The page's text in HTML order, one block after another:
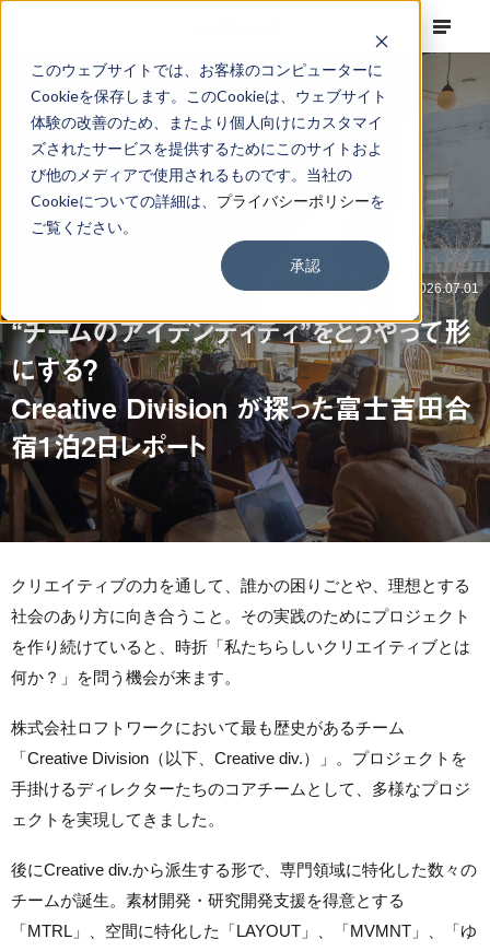
このウェブサイトでは、お客様のコンピューターに
Cookieを保存します。このCookieは、ウェブサイト
体験の改善のため、またより個人向けにカスタマイ
ズされたサービスを提供するためにこのサイトおよ
び他のメディアで使用されるものです。当社の
Cookieについての詳細は、 プライバシーポリシーを
ご覧ください。
承認
多田 麻央, 山田 麗音, 寺本 修造 2026.07.01
“チームのアイデンティティ”をどうやって形
にする？
Creative Division が探った富士吉田合
宿1泊2日レポート
クリエイティブの力を通して、誰かの困りごとや、理想とする
社会のあり方に向き合うこと。その実践のためにプロジェクト
を作り続けていると、時折「私たちらしいクリエイティブとは
何か？」を問う機会が来ます。
株式会社ロフトワークにおいて最も歴史があるチーム
「Creative Division（以下、Creative div.）」。プロジェクトを
手掛けるディレクターたちのコアチームとして、多様なプロジ
ェクトを実現してきました。
後にCreative div.から派生する形で、専門領域に特化した数々の
チームが誕生。素材開発・研究開発支援を得意とする
「MTRL」、空間に特化した「LAYOUT」、「MVMNT」、「ゆ